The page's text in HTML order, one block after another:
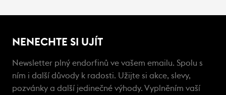
NENECHTE SI UJÍT
Newsletter plný endorfinů ve vašem emailu. Spolu s
ním i další důvody k radosti. Užijte si akce, slevy,
pozvánky a další jedinečné výhody. Vyplněním vaší